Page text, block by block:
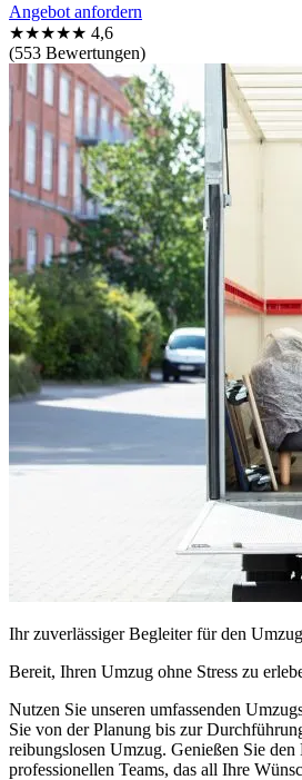
Angebot anfordern
★★★★★ 4,6
(553 Bewertungen)
Ihr zuverlässiger Begleiter für den
Bereit, Ihren Umzug ohne Stress zu
Nutzen Sie unseren umfassenden
Sie von der Planung bis zur
reibungslosen Umzug. Genießen Sie
professionellen Teams, das all Ihre